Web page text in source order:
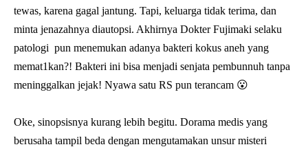
tewas, karena gagal jantung. Tapi, keluarga tidak terima, dan
minta jenazahnya diautopsi. Akhirnya Dokter Fujimaki selaku
patologi pun menemukan adanya bakteri kokus aneh yang
memat1kan?! Bakteri ini bisa menjadi senjata pembunnuh tanpa
meninggalkan jejak! Nyawa satu RS pun terancam 😮
Oke, sinopsisnya kurang lebih begitu. Dorama medis yang
berusaha tampil beda dengan mengutamakan unsur misteri